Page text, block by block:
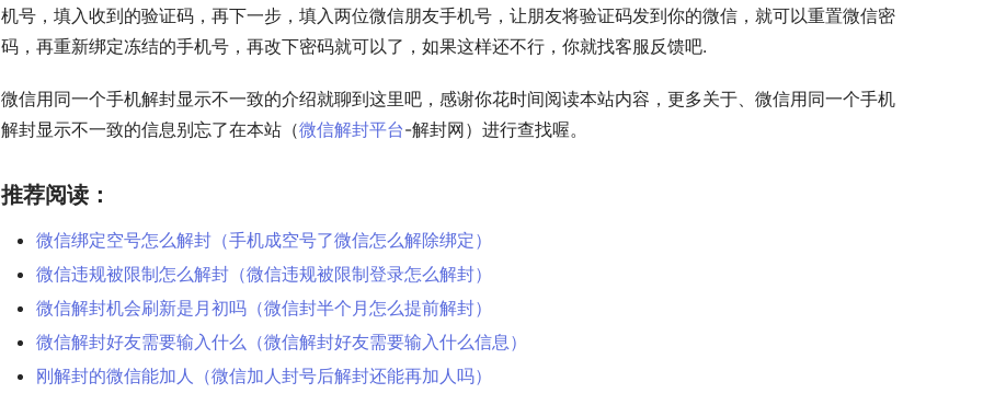
机号，填入收到的验证码，再下一步，填入两位微信朋友手机号，让朋友将验证码发到你的微信，就可以重置微信密
码，再重新绑定冻结的手机号，再改下密码就可以了，如果这样还不行，你就找客服反馈吧.
微信用同一个手机解封显示不一致的介绍就聊到这里吧，感谢你花时间阅读本站内容，更多关于、微信用同一个手机
解封显示不一致的信息别忘了在本站（微信解封平台-解封网）进行查找喔。
推荐阅读：
微信绑定空号怎么解封（手机成空号了微信怎么解除绑定）
微信违规被限制怎么解封（微信违规被限制登录怎么解封）
微信解封机会刷新是月初吗（微信封半个月怎么提前解封）
微信解封好友需要输入什么（微信解封好友需要输入什么信息）
刚解封的微信能加人（微信加人封号后解封还能再加人吗）